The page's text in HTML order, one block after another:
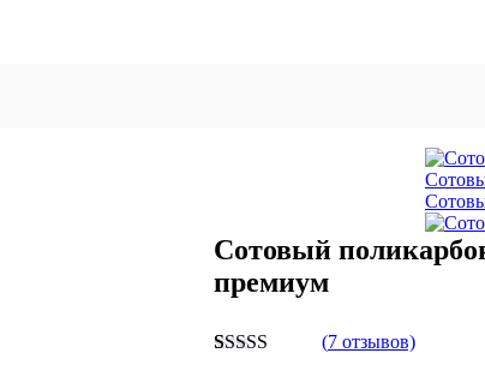
Сотовый
премиум
(7отзывов)